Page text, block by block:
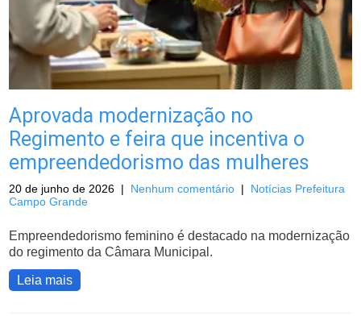
Aprovada modernização no
Regimento e feira que incentiva o
empreendedorismo das mulheres
20 de junho de 2026 | Nenhum comentário | Notícias Prefeitura
Campo Grande
Empreendedorismo feminino é destacado na modernização
do regimento da Câmara Municipal.
Leia mais